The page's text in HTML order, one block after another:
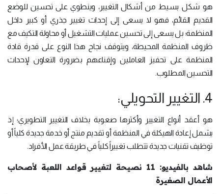
هو شكل بسيط من أشكال التغيير، وينطوي على تحسين للوضع
القديم القائم، فهو لا يسعى إلى إحداث تغيير جذري أو كبير داخل
المنظمة؛ بل يسعى إلى تحسين عمليات التشغيل أو محاولة التكيف مع
ظروف المنظمة المحيطة، ويتوقف نجاح هذا النوع على قدرة قادة
المنظمة على تحفيز العاملين وإقناعهم بضرورة التعاون لإحداث
التحسين المطلوب.
4. التغيير التحويلي:
هو أعقد أنواع التغيير وأكثرها صعوبة بخلاف التغيير التطويري؛ إذ
يشمل إعادة الهيكلة في المنظمة أو تقديم منتج أو خدمة جديدة كلياً أو
توظيف تقنيات جديدة تتطلب تغييراً كلياً في طريقة عمل الأفراد.
شاهد بالفيديو: 11 نصيحة لتغيير قواعد اللعبة لأصحاب
الأعمال الصغيرة